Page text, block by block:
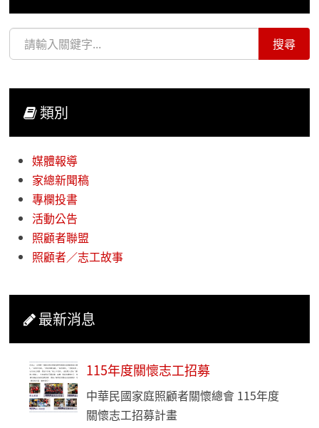
類別
媒體報導
家總新聞稿
專欄投書
活動公告
照顧者聯盟
照顧者／志工故事
最新消息
115年度關懷志工招募
中華民國家庭照顧者關懷總會 115年度
關懷志工招募計畫